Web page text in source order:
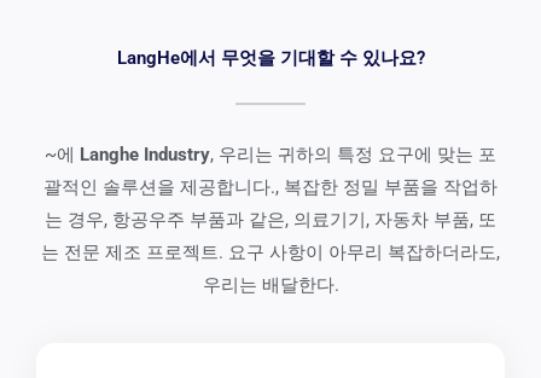
LangHe에서 무엇을 기대할 수 있나요?
~에 Langhe Industry, 우리는 귀하의 특정 요구에 맞는 포
괄적인 솔루션을 제공합니다., 복잡한 정밀 부품을 작업하
는 경우, 항공우주 부품과 같은, 의료기기, 자동차 부품, 또
는 전문 제조 프로젝트. 요구 사항이 아무리 복잡하더라도,
우리는 배달한다.